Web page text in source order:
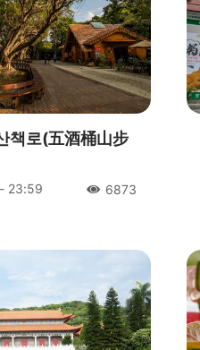
책로(五酒桶山步
23:59 人氣6873